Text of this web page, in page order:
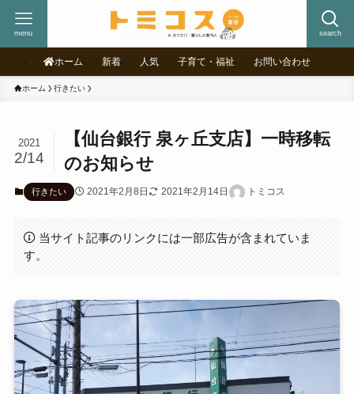
search
menu
ホーム 新着 人気 子育て・福祉 お問い合わせ
ホーム 行きたい
【仙台銀行 泉ヶ丘支店】一時移転
のお知らせ
2021
2/14
行きたい 2021年2月8日 2021年2月14日 トミコス
当サイト記事のリンクには一部広告が含まれていま
す。